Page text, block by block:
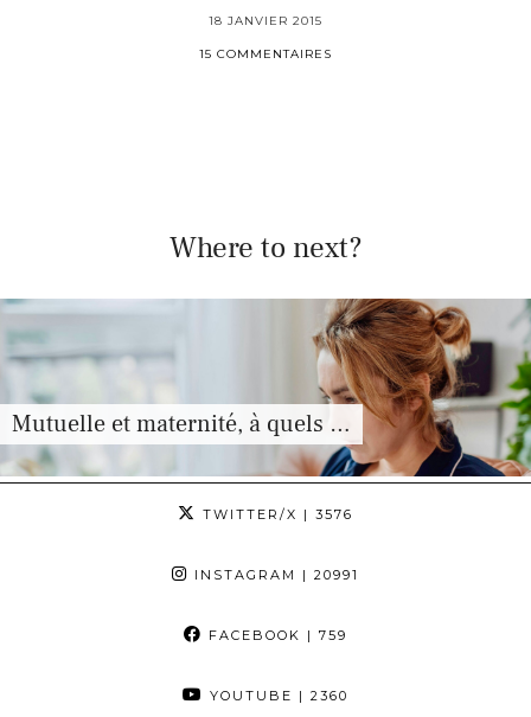
18 JANVIER 2015
15 COMMENTAIRES
Where to next?
Mutuelle et maternité, à quels …
TWITTER/X | 3576
INSTAGRAM | 20991
FACEBOOK | 759
YOUTUBE | 2360